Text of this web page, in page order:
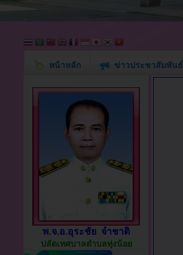
หน้าหลัก ข่าวประชาสัมพันธ์
พ.จ.อ.อุระชัย จำชาติ
ปลัดเทศบาลตำบลทุ่งน้อย